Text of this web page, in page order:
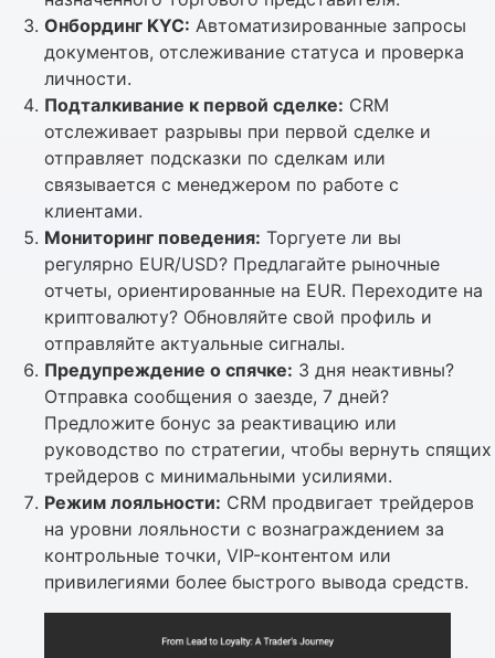
Онбординг KYC: Автоматизированные запросы
документов, отслеживание статуса и проверка
личности.
Подталкивание к первой сделке: CRM
отслеживает разрывы при первой сделке и
отправляет подсказки по сделкам или
связывается с менеджером по работе с
клиентами.
Мониторинг поведения: Торгуете ли вы
регулярно EUR/USD? Предлагайте рыночные
отчеты, ориентированные на EUR. Переходите на
криптовалюту? Обновляйте свой профиль и
отправляйте актуальные сигналы.
Предупреждение о спячке: 3 дня неактивны?
Отправка сообщения о заезде, 7 дней?
Предложите бонус за реактивацию или
руководство по стратегии, чтобы вернуть спящих
трейдеров с минимальными усилиями.
Режим лояльности: CRM продвигает трейдеров
на уровни лояльности с вознаграждением за
контрольные точки, VIP-контентом или
привилегиями более быстрого вывода средств.